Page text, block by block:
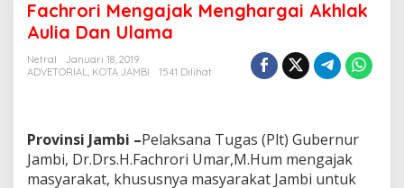
c
h
r
r
n
g
a
Fachrori Mengajak Menghargai Akhlak
Aulia Dan Ulama
Netral
Januari 18, 2019
ADVETORIAL, KOTA JAMBI 1541 Dilihat
Provinsi Jambi –Pelaksana Tugas (Plt) Gubernur
Jambi, Dr.Drs.H.Fachrori Umar,M.Hum mengajak
masyarakat, khususnya masyarakat Jambi untuk